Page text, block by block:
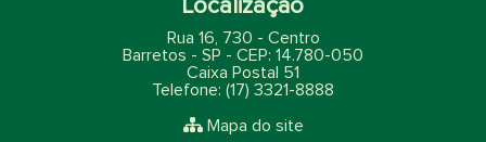
Localização
Rua 16, 730 - Centro
Barretos - SP - CEP: 14.780-050
Caixa Postal 51
Telefone: (17) 3321-8888
Mapa do site